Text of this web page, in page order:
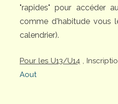
"rapides" pour accéder
comme d'habitude vous
calendrier).
Pour les U13/U14,
Aout